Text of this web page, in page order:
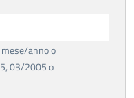
anno o
03/2005 o